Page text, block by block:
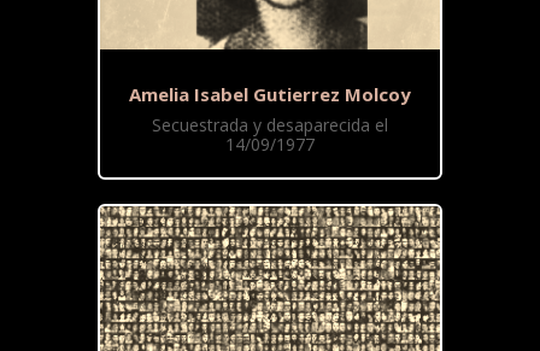
Amelia Isabel Gutierrez Molcoy
Secuestrada y desaparecida el
14/09/1977